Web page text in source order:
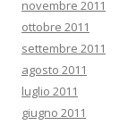
novembre 2011
ottobre 2011
settembre 2011
agosto 2011
luglio 2011
giugno 2011